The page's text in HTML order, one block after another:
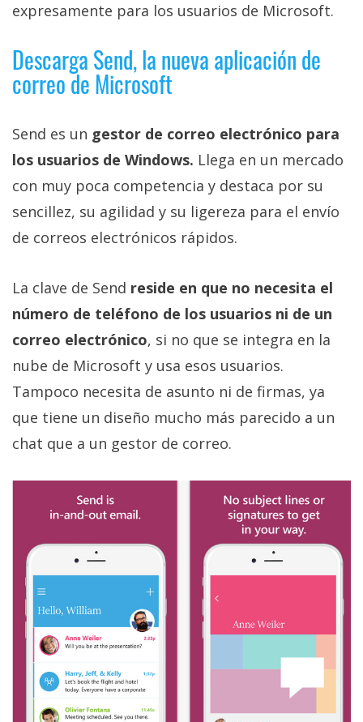
Cambiar
de
privacidad
/
Legal
El medio de
comunicación
digital donde
encontrarás
todas las
tecnología,
móviles,
ordenadores,
informática,
videojuegos,
comparativas,
trucos y
tutoriales.
Informático
2026.Algunos
reservados.
expresamente para los usuarios de Microsoft.
Descarga Send, la nueva aplicación de
correo de Microsoft
Send es un gestor de correo electrónico para
los usuarios de Windows. Llega en un mercado
con muy poca competencia y destaca por su
sencillez, su agilidad y su ligereza para el envío
de correos electrónicos rápidos.
La clave de Send reside en que no necesita el
número de teléfono de los usuarios ni de un
correo electrónico, si no que se integra en la
nube de Microsoft y usa esos usuarios.
Tampoco necesita de asunto ni de firmas, ya
que tiene un diseño mucho más parecido a un
chat que a un gestor de correo.